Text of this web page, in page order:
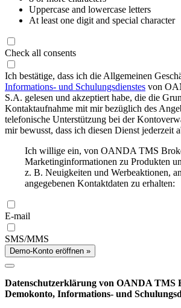
Uppercase and lowercase letters
At least one digit and special character
Check all consents
Ich bestätige, dass ich die Allgemeinen
Informations- und Schulungsdienstes von
S.A. gelesen und akzeptiert habe, die die
Kontaktaufnahme mit mir bezüglich des
telefonische Unterstützung bei der
mir bewusst, dass ich diesen Dienst jederzeit
Ich willige ein, von OANDA TMS
Marketinginformationen zu Produkten
z. B. Neuigkeiten und Werbeaktionen,
angegebenen Kontaktdaten zu erhalten:
E-mail
SMS/MMS
Demo-Konto eröffnen »
Datenschutzerklärung von OANDA TMS
Demokonto, Informations- und